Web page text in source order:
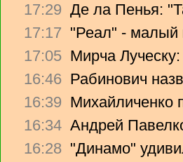
17:29 Де ла Пенья:
17:17 "Реал" - малый
17:05 Мирча
16:46 Рабинович
16:39 Михайличенко
16:34 Андрей
16:28 "Динамо"